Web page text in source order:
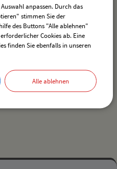
druckennach oben
anpassen. Durch das
stimmen Sie der
des Buttons "Alle ablehnen"
Cookies ab. Eine
finden Sie ebenfalls in unseren
Alle ablehnen